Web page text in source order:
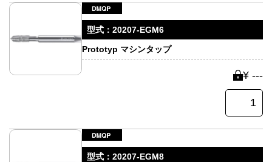
型式： 20207-EGM6
Prototyp マシンタップ
¥ ---
型式： 20207-EGM8